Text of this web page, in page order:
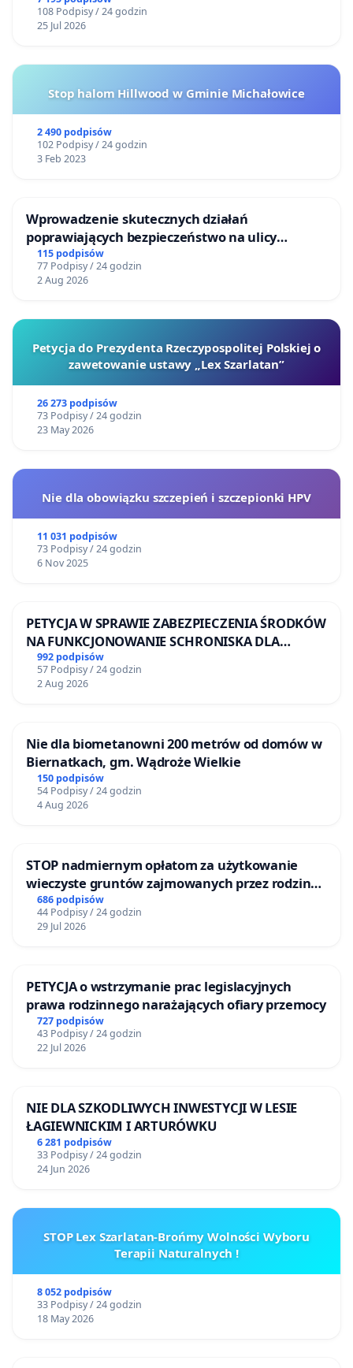
108 Podpisy / 24 godzin
25 Jul 2026
Stop halom Hillwood w Gminie Michałowice
2 490 podpisów
102 Podpisy / 24 godzin
3 Feb 2023
Wprowadzenie skutecznych działań
poprawiających bezpieczeństwo na ulicy
Żeromskiego w Otwocku
115 podpisów
77 Podpisy / 24 godzin
2 Aug 2026
Petycja do Prezydenta Rzeczypospolitej Polskiej o
zawetowanie ustawy „Lex Szarlatan”
26 273 podpisów
73 Podpisy / 24 godzin
23 May 2026
Nie dla obowiązku szczepień i szczepionki HPV
11 031 podpisów
73 Podpisy / 24 godzin
6 Nov 2025
PETYCJA W SPRAWIE ZABEZPIECZENIA ŚRODKÓW
NA FUNKCJONOWANIE SCHRONISKA DLA
BEZDOMNYCH ZWIERZĄT W SKARYSZEWIE
992 podpisów
57 Podpisy / 24 godzin
2 Aug 2026
Nie dla biometanowni 200 metrów od domów w
Biernatkach, gm. Wądroże Wielkie
150 podpisów
54 Podpisy / 24 godzin
4 Aug 2026
STOP nadmiernym opłatom za użytkowanie
wieczyste gruntów zajmowanych przez rodzinne
ogrody działkowe.
686 podpisów
44 Podpisy / 24 godzin
29 Jul 2026
PETYCJA o wstrzymanie prac legislacyjnych
prawa rodzinnego narażających ofiary przemocy
727 podpisów
43 Podpisy / 24 godzin
22 Jul 2026
NIE DLA SZKODLIWYCH INWESTYCJI W LESIE
ŁAGIEWNICKIM I ARTURÓWKU
6 281 podpisów
33 Podpisy / 24 godzin
24 Jun 2026
STOP Lex Szarlatan-Brońmy Wolności Wyboru
Terapii Naturalnych !
8 052 podpisów
33 Podpisy / 24 godzin
18 May 2026